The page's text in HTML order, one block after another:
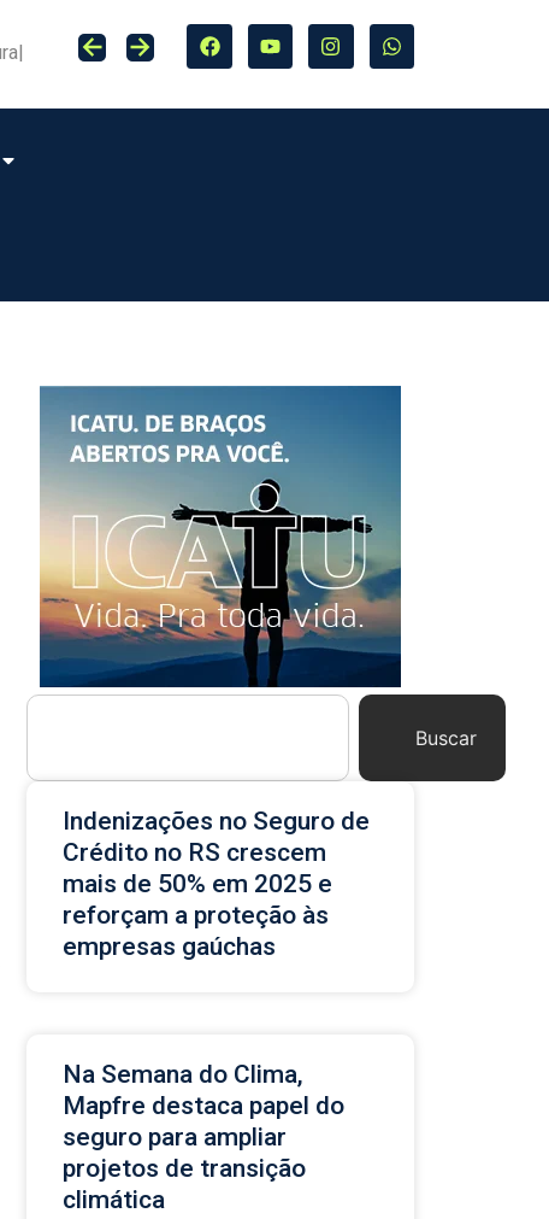
Buscar
Indenizações no Seguro de
Crédito no RS crescem
mais de 50% em 2025 e
reforçam a proteção às
empresas gaúchas
Na Semana do Clima,
Mapfre destaca papel do
seguro para ampliar
projetos de transição
climática